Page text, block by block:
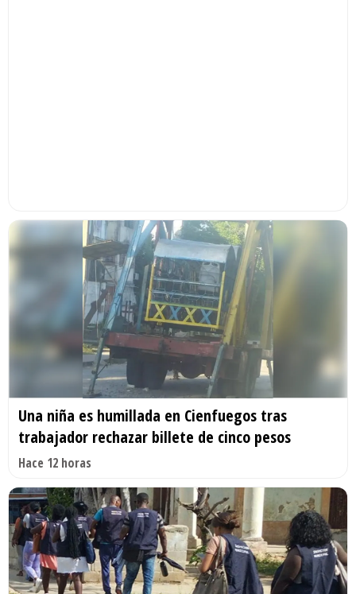
Una niña es humillada en Cienfuegos tras
trabajador rechazar billete de cinco pesos
Hace 12 horas